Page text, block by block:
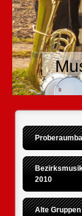
2010
Alte